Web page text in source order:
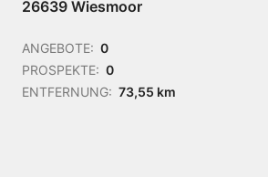
26639 Wiesmoor
ANGEBOTE: 0
PROSPEKTE: 0
ENTFERNUNG: 73,55 km